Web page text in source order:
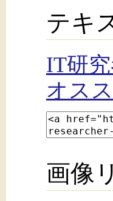
テキ
IT研
オス
画像